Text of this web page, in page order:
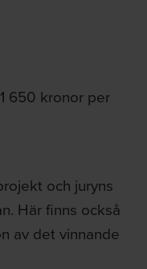
650 kronor per
och juryns
Här finns också
av det vinnande